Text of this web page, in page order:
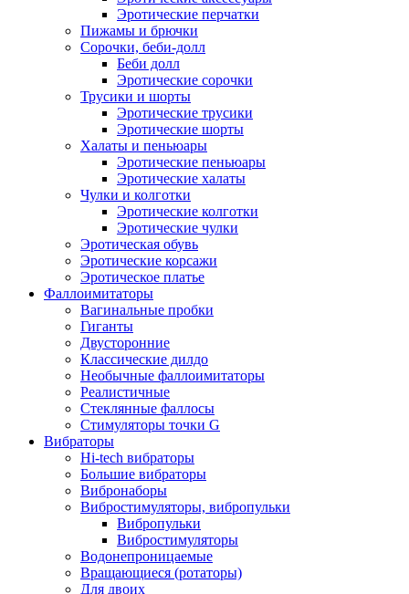
Эротические перчатки
Пижамы и брючки
Сорочки, беби-долл
Беби долл
Эротические сорочки
Трусики и шорты
Эротические трусики
Эротические шорты
Халаты и пеньюары
Эротические пеньюары
Эротические халаты
Чулки и колготки
Эротические колготки
Эротические чулки
Эротическая обувь
Эротические корсажи
Эротическое платье
Фаллоимитаторы
Вагинальные пробки
Гиганты
Двусторонние
Классические дилдо
Необычные фаллоимитаторы
Реалистичные
Стеклянные фаллосы
Стимуляторы точки G
Вибраторы
Hi-tech вибраторы
Большие вибраторы
Вибронаборы
Вибростимуляторы, вибропульки
Вибропульки
Вибростимуляторы
Водонепроницаемые
Вращающиеся (ротаторы)
Для двоих